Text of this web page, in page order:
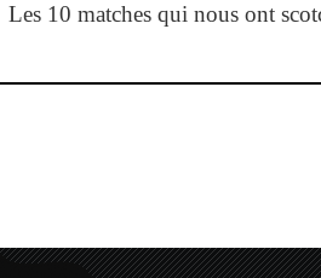
Les 10 matches qui nous ont